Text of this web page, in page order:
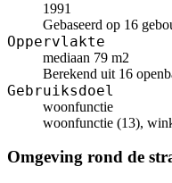
1991
Gebaseerd op 16
Oppervlakte
mediaan 79 m2
Berekend uit 16
Gebruiksdoel
woonfunctie
woonfunctie (13),
Omgeving rond de